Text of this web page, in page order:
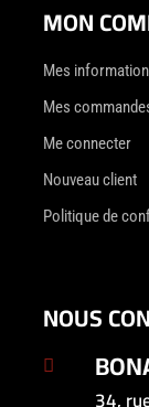
MON
Mes
Mes
Me connecter
Nouveau client
Politique de
NOUS
